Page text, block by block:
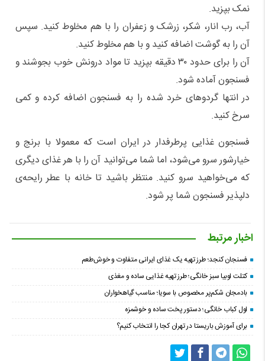
نمک بپزید.
آب، رب انار، شکر، زرشک و زعفران‌ را با هم مخلوط کنید. سپس
آن را به گوشت اضافه کنید و با هم مخلوط کنید.
آن را برای حدود ۳۰ دقیقه بپزید تا مواد درونش خوب بجوشند و
فسنجون آماده شود.
در انتها گردوهای خرد شده را به فسنجون اضافه کرده و کمی
سرخ کنید.
فسنجون غذایی پرطرفدار در ایران است که معمولا با برنج و
خیارشور سرو می‌شود، اما شما می‌توانید آن را با هر غذای دیگری
که می‌خواهید سرو کنید. منتظر باشید تا خانه با عطر رایحه‌ی
دلپذیر فسنجون شما پر شود.
اخبار مرتبط
فسنجان کنجد؛ طرز تهیه یک غذای ایرانی متفاوت و خوش‌طعم
کتلت لوبیا سبز خانگی؛ طرز تهیه غذایی ساده و مغذی
بادمجان شکم‌پر مخصوص با سویا؛ مناسب گیاهخواران
لول کباب خانگی؛ دستور پخت ساده و خوشمزه
برای آموزش باریستا در تهران کجا را انتخاب کنیم؟